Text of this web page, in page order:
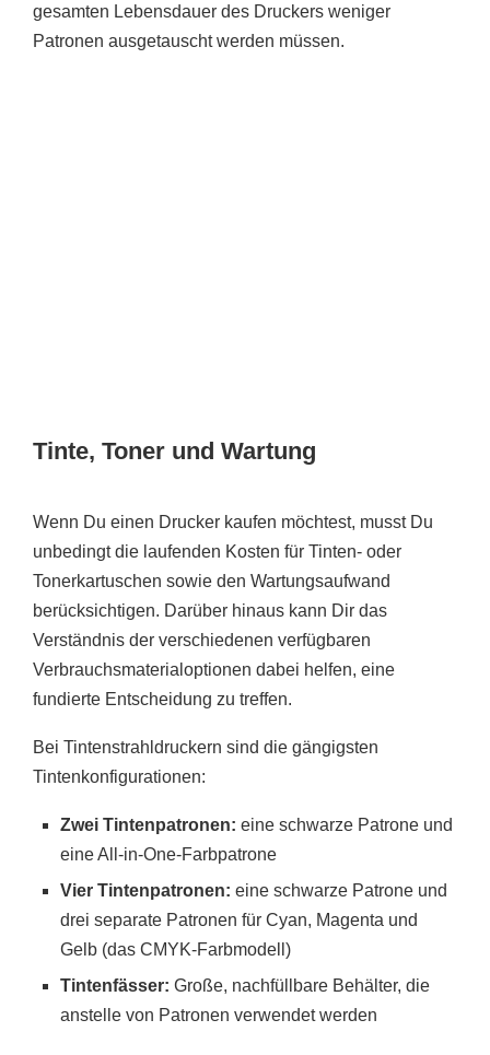
gesamten Lebensdauer des Druckers weniger
Patronen ausgetauscht werden müssen.
Tinte, Toner und Wartung
Wenn Du einen Drucker kaufen möchtest, musst Du
unbedingt die laufenden Kosten für Tinten- oder
Tonerkartuschen sowie den Wartungsaufwand
berücksichtigen. Darüber hinaus kann Dir das
Verständnis der verschiedenen verfügbaren
Verbrauchsmaterialoptionen dabei helfen, eine
fundierte Entscheidung zu treffen.
Bei Tintenstrahldruckern sind die gängigsten
Tintenkonfigurationen:
Zwei Tintenpatronen: eine schwarze Patrone und
eine All-in-One-Farbpatrone
Vier Tintenpatronen: eine schwarze Patrone und
drei separate Patronen für Cyan, Magenta und
Gelb (das CMYK-Farbmodell)
Tintenfässer: Große, nachfüllbare Behälter, die
anstelle von Patronen verwendet werden